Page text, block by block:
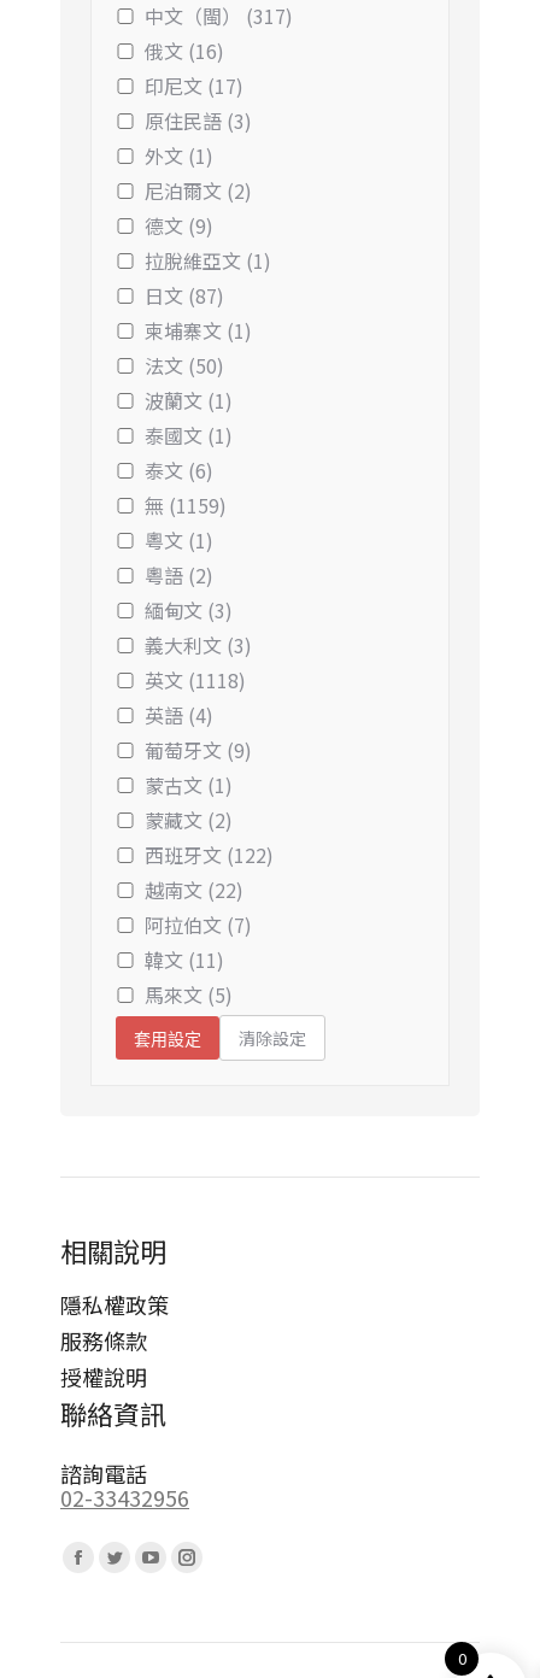
中文（閩） (317)
俄文 (16)
印尼文 (17)
原住民語 (3)
外文 (1)
尼泊爾文 (2)
德文 (9)
拉脫維亞文 (1)
日文 (87)
柬埔寨文 (1)
法文 (50)
波蘭文 (1)
泰國文 (1)
泰文 (6)
無 (1159)
粵文 (1)
粵語 (2)
緬甸文 (3)
義大利文 (3)
英文 (1118)
英語 (4)
葡萄牙文 (9)
蒙古文 (1)
蒙藏文 (2)
西班牙文 (122)
越南文 (22)
阿拉伯文 (7)
韓文 (11)
馬來文 (5)
套用設定 清除設定
相關說明
隱私權政策
服務條款
授權說明
聯絡資訊
諮詢電話
02-33432956
Facebook
opens
Twitter
opens
YouTube
opens
Instagram
opens
0